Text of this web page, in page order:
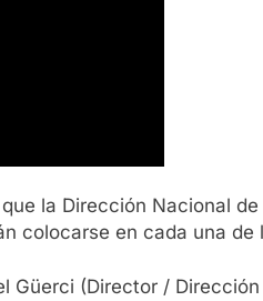
la Dirección Nacional
colocarse en cada una
(Director /